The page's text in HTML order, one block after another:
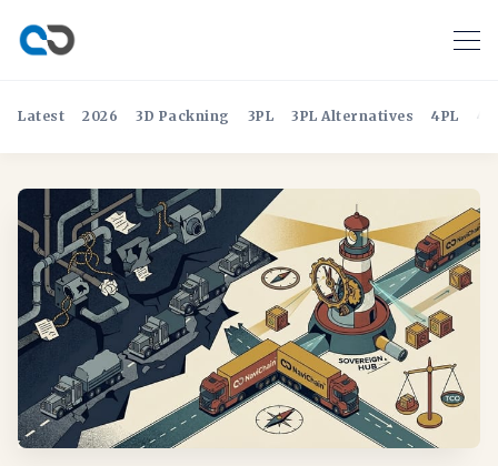
Latest 2026 3D Packning 3PL 3PL Alternatives 4PL